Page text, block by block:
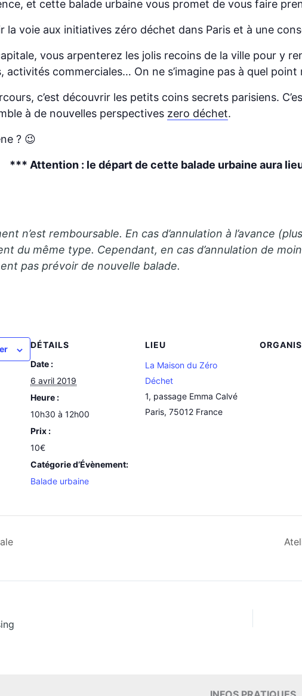
et cette balade urbaine vous promet de vous faire
la voie aux initiatives zéro déchet dans Paris et à une
vous arpenterez les jolis recoins de la ville pour y
activités commerciales… On ne s’imagine pas à quel
c’est découvrir les petits coins secrets parisiens.
à de nouvelles perspectives zero déchet.
? 😉
*** Attention : le départ de cette balade urbaine aura
n’est remboursable. En cas d’annulation à l’avance
du même type. Cependant, en cas d’annulation de
pas prévoir de nouvelle balade.
DÉTAILS
Date :
6 avril 2019
Heure :
10h30 à 12h00
Prix :
10€
Catégorie d’Évènement:
Balade urbaine
LIEU
La Maison du Zéro
Déchet
1, passage Emma Calvé
Paris, 75012 France